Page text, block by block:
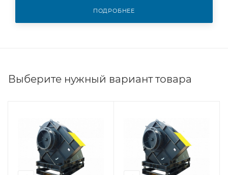
ПОДРОБНЕЕ
Выберите нужный вариант товара